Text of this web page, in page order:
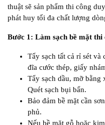
thuật sẽ sản phẩm thi công
phát huy tối đa chất lượng
Bước 1: Làm sạch bề mặt thi
Tẩy sạch tất cả rỉ sét và
đĩa cước thép, giấy
Tẩy sạch dầu, mỡ bằng
Quét sạch bụi bẩn.
Bảo đảm bề mặt cần
phủ.
Nếu bề mặt gỗ hoặc